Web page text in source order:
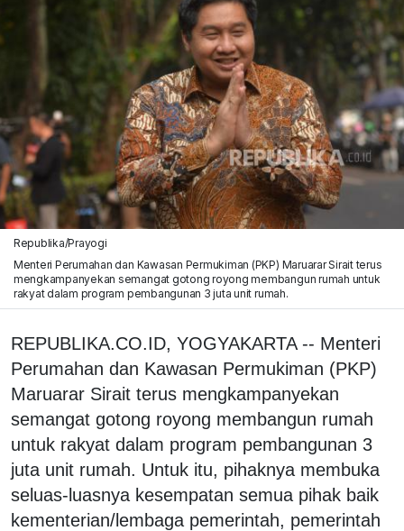
Republika/Prayogi
Menteri Perumahan dan Kawasan Permukiman (PKP) Maruarar Sirait terus
mengkampanyekan semangat gotong royong membangun rumah untuk
rakyat dalam program pembangunan 3 juta unit rumah.
REPUBLIKA.CO.ID, YOGYAKARTA -- Menteri
Perumahan dan Kawasan Permukiman (PKP)
Maruarar Sirait terus mengkampanyekan
semangat gotong royong membangun rumah
untuk rakyat dalam program pembangunan 3
juta unit rumah. Untuk itu, pihaknya membuka
seluas-luasnya kesempatan semua pihak baik
kementerian/lembaga pemerintah, pemerintah